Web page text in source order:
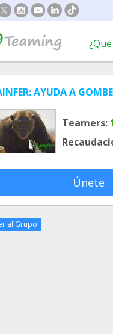
AYUDA A GOMBE
Teamers:
Únete
al Grupo